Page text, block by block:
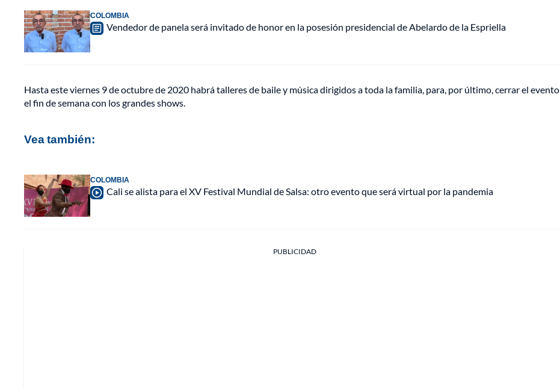
COLOMBIA
Vendedor de panela será invitado de honor en la posesión presidencial de Abelardo de la Espriella
Hasta este viernes 9 de octubre de 2020 habrá talleres de baile y música dirigidos a toda la familia, para, por último, cerrar el evento
el fin de semana con los grandes shows.
Vea también:
COLOMBIA
Cali se alista para el XV Festival Mundial de Salsa: otro evento que será virtual por la pandemia
PUBLICIDAD